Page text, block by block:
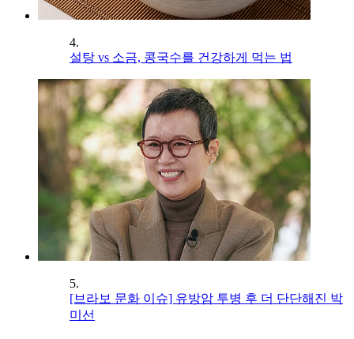
4.
설탕 vs 소금, 콩국수를 건강하게 먹는 법
5.
[브라보 문화 이슈] 유방암 투병 후 더 단단해진 박
미선